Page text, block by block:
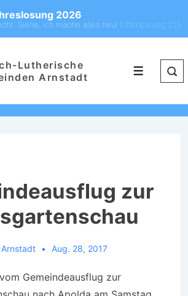
2026
Siehe, ich mache alles neu! Offenbarung 21,5
Lutherische
Arnstadt
zur
Aug. 28, 2017
Gemeindeausflug zur